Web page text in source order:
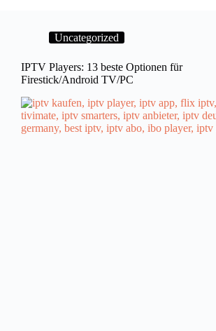
Uncategorized
IPTV Players: 13 beste Optionen für
Firestick/Android TV/PC